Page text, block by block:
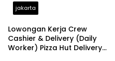
jakarta
Lowongan Kerja Crew
Cashier & Delivery (Daily
Worker) Pizza Hut Delivery
jakarta